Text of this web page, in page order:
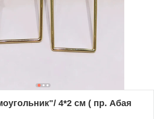
4*2 см ( пр. Абая